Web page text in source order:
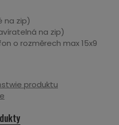
na zip)
na zip)
o rozměrech max 15x9
produktu